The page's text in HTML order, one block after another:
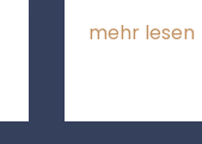
mehr lesen